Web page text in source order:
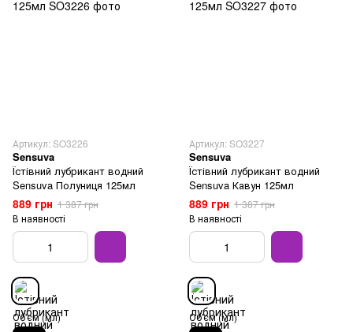
Артикул: SO3226
Sensuva
Їстівний лубрикант водний
Sensuva Полуниця 125мл
889 грн 1 387 грн
В наявності
Об'єм (мл)
Артикул: SO3227
Sensuva
Їстівний лубрикант водний
Sensuva Кавун 125мл
889 грн 1 387 грн
В наявності
Об'єм (мл)